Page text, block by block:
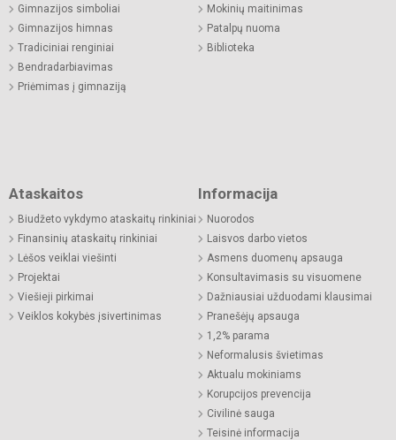
Gimnazijos simboliai
Gimnazijos himnas
Tradiciniai renginiai
Bendradarbiavimas
Priėmimas į gimnaziją
Mokinių maitinimas
Patalpų nuoma
Biblioteka
Ataskaitos
Biudžeto vykdymo ataskaitų rinkiniai
Finansinių ataskaitų rinkiniai
Lėšos veiklai viešinti
Projektai
Viešieji pirkimai
Veiklos kokybės įsivertinimas
Informacija
Nuorodos
Laisvos darbo vietos
Asmens duomenų apsauga
Konsultavimasis su visuomene
Dažniausiai užduodami klausimai
Pranešėjų apsauga
1,2% parama
Neformalusis švietimas
Aktualu mokiniams
Korupcijos prevencija
Civilinė sauga
Teisinė informacija